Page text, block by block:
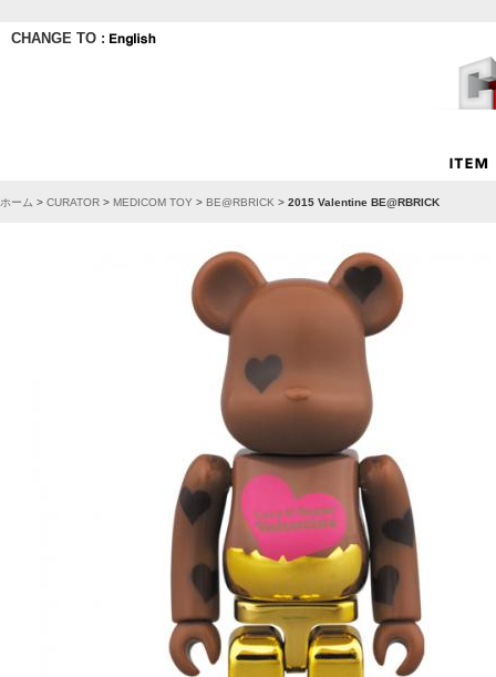
CHANGE TO :
ホーム > CURATOR > MEDICOM TOY > BE@RBRICK > 2015 Valentine BE@RBRICK